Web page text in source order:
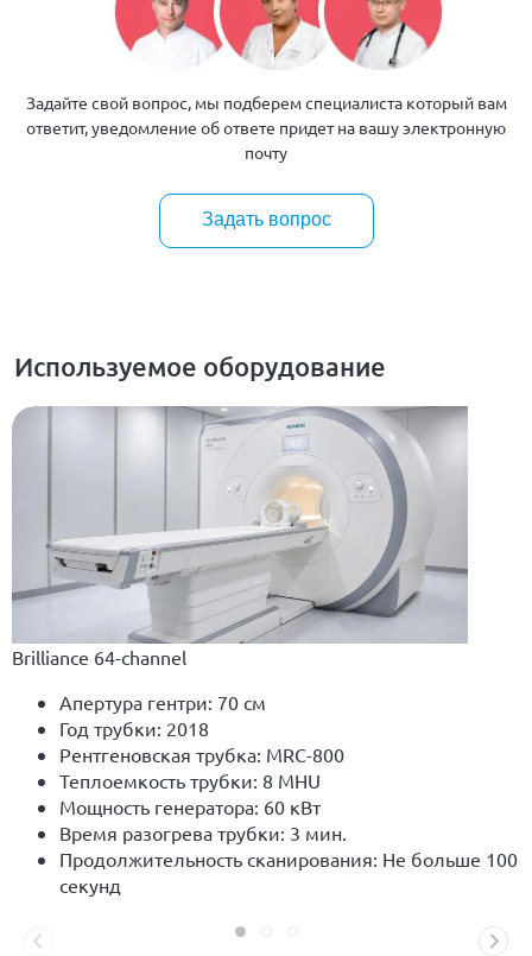
Задайте свой вопрос, мы подберем специалиста который вам
ответит, уведомление об ответе придет на вашу электронную
почту
Задать вопрос
Используемое оборудование
Brilliance 64-channel
Апертура гентри: 70 см
Год трубки: 2018
Рентгеновская трубка: MRC-800
Теплоемкость трубки: 8 MHU
Мощность генератора: 60 кВт
Время разогрева трубки: 3 мин.
Продолжительность сканирования: Не больше 100
секунд